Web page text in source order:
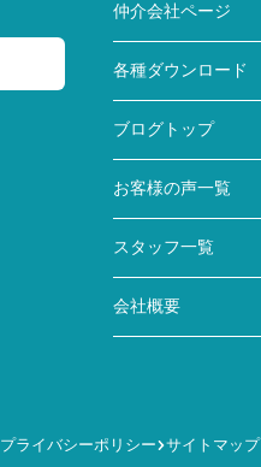
仲介会社ページ
各種ダウンロード
ブログトップ
お客様の声一覧
スタッフ一覧
会社概要
プライバシーポリシー サイトマップ